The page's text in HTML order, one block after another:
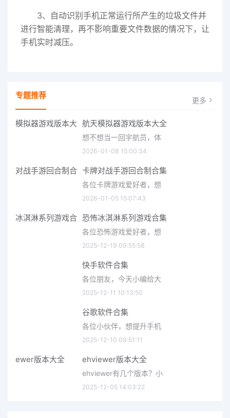
3、自动识别手机正常运行所产生的垃圾文件并
进行智能清理，再不影响重要文件数据的情况下，让
手机实时减压。
专题推荐 更多
航天模拟器游戏版本大全
想不想当一回宇航员，体
2026-01-08 15:00:34
卡牌对战手游回合制合集
各位卡牌游戏爱好者，想
2026-01-05 15:07:43
恐怖冰淇淋系列游戏合集
各位恐怖游戏爱好者，想
2025-12-19 09:55:58
快手软件合集
各位朋友，今天小编给大
2025-12-11 10:13:50
谷歌软件合集
各位小伙伴，想提升手机
2025-12-10 09:51:11
ehviewer版本大全
ehviewer有几个版本？小
2025-12-05 14:03:22